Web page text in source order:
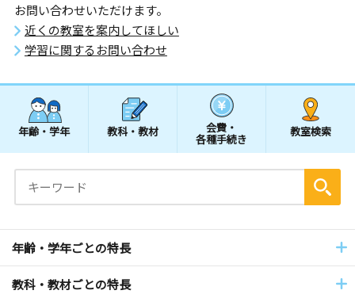
お問い合わせいただけます。
近くの教室を案内してほしい
学習に関するお問い合わせ
年齢・学年 教科・教材 会費・
各種手続き
教室検索
年齢・学年ごとの特長
教科・教材ごとの特長